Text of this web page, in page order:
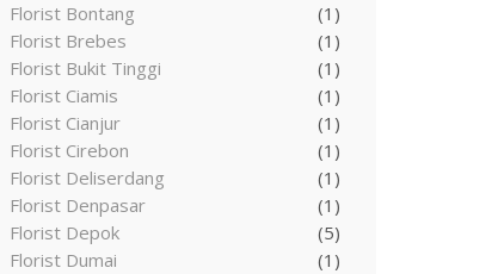
Florist Bontang
(1)
Florist Brebes
(1)
Florist Bukit Tinggi
(1)
Florist Ciamis
(1)
Florist Cianjur
(1)
Florist Cirebon
(1)
Florist Deliserdang
(1)
Florist Denpasar
(1)
Florist Depok
(5)
Florist Dumai
(1)